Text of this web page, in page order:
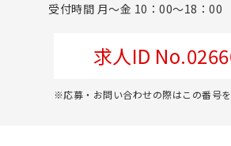
受付時間 月～金 10：00～18：00
求人ID
※応募・お問い合わせの際はこの番号